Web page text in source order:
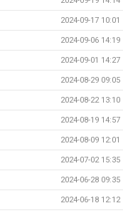
2024-09-17 10:01
2024-09-06 14:19
2024-09-01 14:27
2024-08-29 09:05
2024-08-22 13:10
2024-08-19 14:57
2024-08-09 12:01
2024-07-02 15:35
2024-06-28 09:35
2024-06-18 12:12